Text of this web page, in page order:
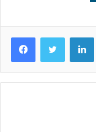
FacebookTwitter